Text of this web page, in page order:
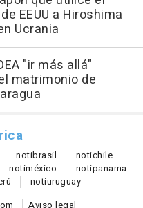
EEUU a Hiroshima
Ucrania
"ir más allá"
matrimonio de
notibrasil notichile
notiméxico notipanama
notiuruguay
Aviso legal